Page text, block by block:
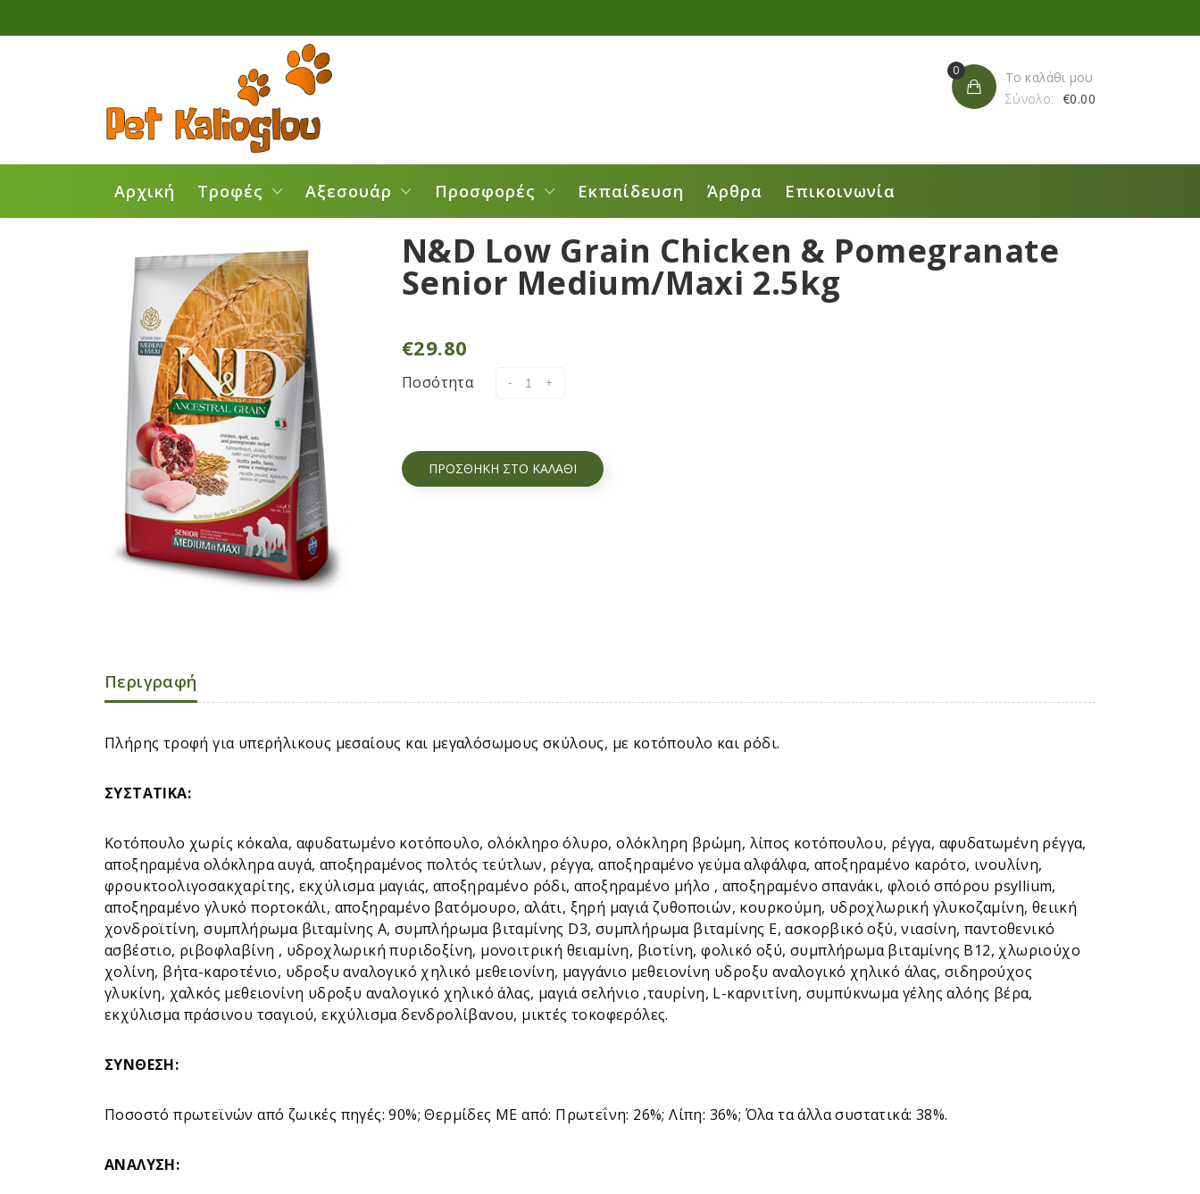
0
Το καλάθι μου
Σύνολο: €0.00
Αρχική Τροφές Αξεσουάρ Προσφορές Εκπαίδευση Άρθρα Επικοινωνία
N&D Low Grain Chicken & Pomegranate
Senior Medium/Maxi 2.5kg
€29.80
Ποσότητα
ΠΡΟΣΘΉΚΗ ΣΤΟ ΚΑΛΆΘΙ
Περιγραφή
Πλήρης τροφή για υπερήλικους μεσαίους και μεγαλόσωμους σκύλους, με κοτόπουλο και ρόδι.
ΣΥΣΤΑΤΙΚA:
Κοτόπουλο χωρίς κόκαλα, αφυδατωμένο κοτόπουλο, ολόκληρο όλυρο, ολόκληρη βρώμη, λίπος κοτόπουλου, ρέγγα, αφυδατωμένη ρέγγα,
αποξηραμένα ολόκληρα αυγά, αποξηραμένος πολτός τεύτλων, ρέγγα, αποξηραμένο γεύμα αλφάλφα, αποξηραμένο καρότο, ινουλίνη,
φρουκτοολιγοσακχαρίτης, εκχύλισμα μαγιάς, αποξηραμένο ρόδι, αποξηραμένο μήλο , αποξηραμένο σπανάκι, φλοιό σπόρου psyllium,
αποξηραμένο γλυκό πορτοκάλι, αποξηραμένο βατόμουρο, αλάτι, ξηρή μαγιά ζυθοποιών, κουρκούμη, υδροχλωρική γλυκοζαμίνη, θειική
χονδροϊτίνη, συμπλήρωμα βιταμίνης Α, συμπλήρωμα βιταμίνης D3, συμπλήρωμα βιταμίνης Ε, ασκορβικό οξύ, νιασίνη, παντοθενικό
ασβέστιο, ριβοφλαβίνη , υδροχλωρική πυριδοξίνη, μονοιτρική θειαμίνη, βιοτίνη, φολικό οξύ, συμπλήρωμα βιταμίνης Β12, χλωριούχο
χολίνη, βήτα-καροτένιο, υδροξυ αναλογικό χηλικό μεθειονίνη, μαγγάνιο μεθειονίνη υδροξυ αναλογικό χηλικό άλας, σιδηρούχος
γλυκίνη, χαλκός μεθειονίνη υδροξυ αναλογικό χηλικό άλας, μαγιά σελήνιο ,ταυρίνη, L-καρνιτίνη, συμπύκνωμα γέλης αλόης βέρα,
εκχύλισμα πράσινου τσαγιού, εκχύλισμα δενδρολίβανου, μικτές τοκοφερόλες.
ΣΥΝΘΕΣΗ:
Ποσοστό πρωτεϊνών από ζωικές πηγές: 90%; Θερμίδες ME από: Πρωτεΐνη: 26%; Λίπη: 36%; Όλα τα άλλα συστατικά: 38%.
ΑΝΑΛΥΣΗ: